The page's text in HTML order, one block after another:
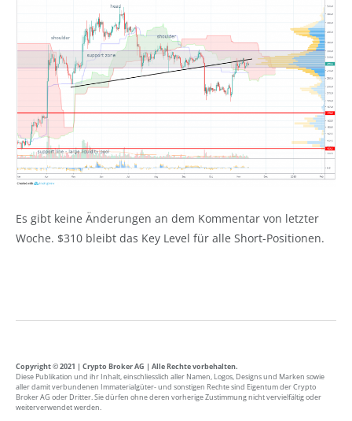
Es gibt keine Änderungen an dem Kommentar von letzter
Woche. $310 bleibt das Key Level für alle Short-Positionen.
Copyright © 2021 | Crypto Broker AG | Alle Rechte vorbehalten.
Diese Publikation und ihr Inhalt, einschliesslich aller Namen, Logos, Designs und Marken sowie
aller damit verbundenen Immaterialgüter- und sonstigen Rechte sind Eigentum der Crypto
Broker AG oder Dritter. Sie dürfen ohne deren vorherige Zustimmung nicht vervielfältig oder
weiterverwendet werden.